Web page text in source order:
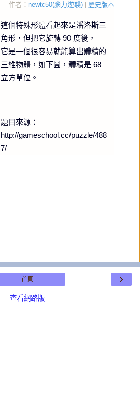
作者： newtc50(腦力逆襲) 歷史版本
這個特殊形體看起來是潘洛斯三
角形，但把它旋轉 90 度後，
它是一個很容易就能算出體積的
三維物體，如下圖，體積是 68
立方單位。
題目來源：
http://gameschool.cc/puzzle/488
7/
›
首頁
查看網路版